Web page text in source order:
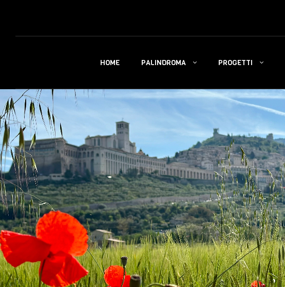
HOME PALINDROMA PROGETTI